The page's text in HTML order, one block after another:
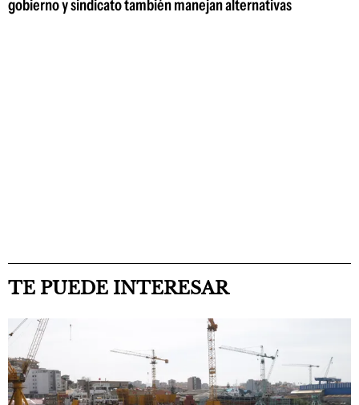
gobierno y sindicato también manejan alternativas
TE PUEDE INTERESAR